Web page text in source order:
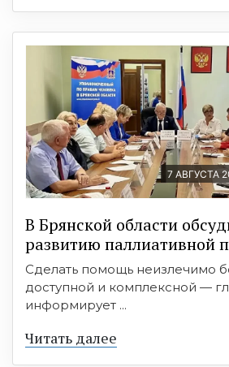
7 АВГУСТА
В Брянской области
развитию паллиативной
Сделать помощь неизлечимо
доступной и комплексной —
информирует ...
Читать далее